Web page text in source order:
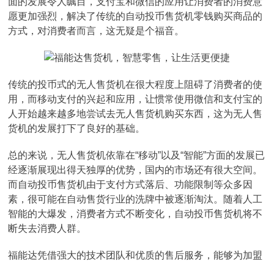
愿更加强烈，解决了传统的自动投币售货机零钱购买商品的
方式，对消费者而言，这无疑是个福音。
传统的投币式的无人售货机在很大程度上阻碍了消费者的使
用，而移动支付的兴起和应用，让惯常使用微信和支付宝的
人开始越来越多地尝试去无人售货机购买东西，这为无人售
货机的发展打下了良好的基础。
总的来说，无人售货机依靠在“移动”以及“智能”方面的发展已
经逐渐展现出得天独厚的优势，国内的市场还有很大空间。
而自动投币售货机由于支付方式落后、功能限制等众多因
素，很可能在自动售货行业的洗牌中被逐渐淘汰。随着人工
智能的大爆发，消费者方式不断变化，自动投币售货机将不
断失去消费人群。
福能达凭借强大的技术团队和优质的售后服务，能够为加盟